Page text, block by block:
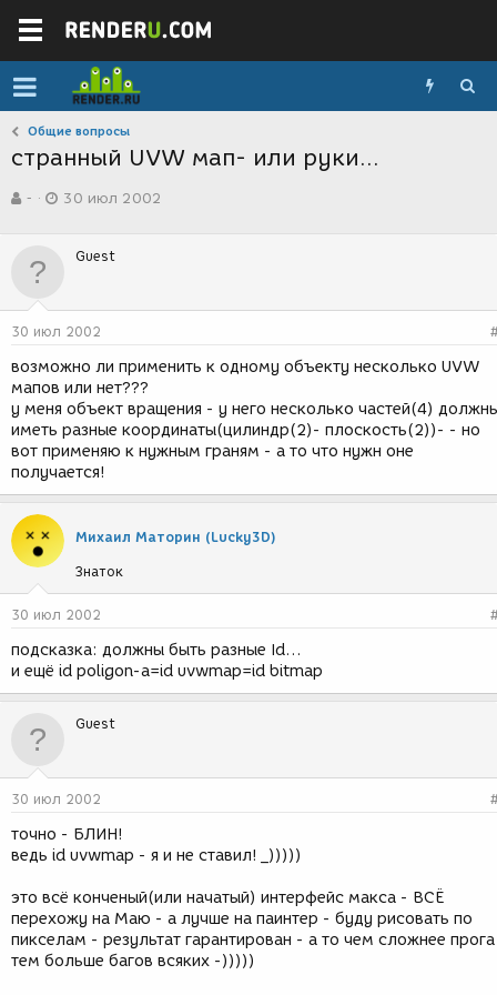
Общие вопросы
странный UVW мап- или руки...
в
р
м
-
а
д
н
и
я
30 июл 2002
Guest
30 июл 2002
возможно ли применить к одному объекту несколько UVW
мапов или нет???
у меня объект вращения - у него несколько частей(4)
иметь разные координаты(цилиндр(2)- плоскость(2))- - но
вот применяю к нужным граням - а то что нужн оне
получается!
Михаил Маторин (Lucky3D)
Знаток
30 июл 2002
подсказка: должны быть разные Id...
и ещё id poligon-а=id uvwmap=id bitmap
Guest
30 июл 2002
точно - БЛИН!
ведь id uvwmap - я и не ставил! _)))))
это всё конченый(или начатый) интерфейс макса - ВСЁ
перехожу на Маю - а лучше на паинтер - буду рисовать по
пикселам - результат гарантирован - а то чем сложнее
тем больше багов всяких -)))))